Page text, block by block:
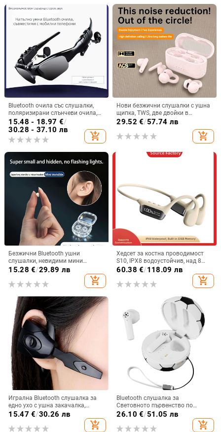
Bluetooth очила със слушалки,
поляризирани слънчеви очила,
монтирани на главата (обхват 10
м, Bluetooth 5.0, живот на
батерията 4-8 ч)
15.48 - 18.97 €/
30.28 - 37.10 лв
add_shopping_cart
Нови безжични слушалки с ушна
щипка, TWS, две двойки в
комплект, Bluetooth
29.52 €/57.74 лв
add_shopping_cart
Безжични Bluetooth ушни
слушалки, невидими мини
размери, ултра компактни, дълъг
живот на батерията, в ушите,
режим за сън, многоточково
обемен звук, водоустойчиви
15.28 €/29.89 лв
add_shopping_cart
Хедсет за костна проводимост
S10, IPX8 водоустойчив, над 8
часа работа, Bluetooth 5.4,
60.38 €/118.09 лв
add_shopping_cart
Игрална Bluetooth слушалка за
едно ухо с ушна закачалка,
Bluetooth 5.0, живот на батерията
над 8 ч, IPX3 водоустойчивост
15.47 €/30.26 лв
add_shopping_cart
Bluetooth слушалка за
Световното първенство по
футбол — частен модел,
персонализирана, полуин-ушна,
Bluetooth 5.4, обхват 10 м, 4–8 ч
26.10 €/51.05 лв
add_shopping_cart